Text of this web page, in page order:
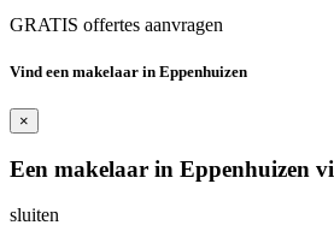
GRATIS offertes aanvragen
Vind een makelaar in Eppenhuizen
×
Een makelaar in Eppenhuizen
sluiten